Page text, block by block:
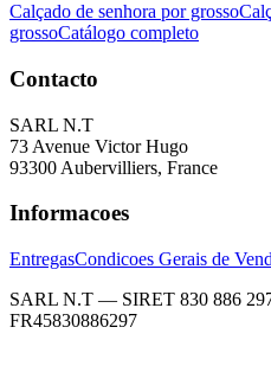
Calçado de senhora por grosso
grossoCatálogo completo
Contacto
SARL N.T
73 Avenue Victor Hugo
93300 Aubervilliers, France
Informacoes
EntregasCondicoes Gerais de
SARL N.T — SIRET 830 886
FR45830886297